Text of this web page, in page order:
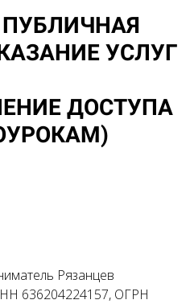
УСЛУГ
ДОСТУПА
Рязанцев
636204224157, ОГРН